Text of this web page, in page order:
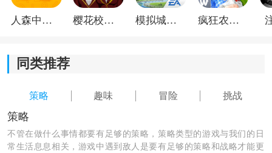
出来，根据自己的卡牌组合和对手的情况，才能够让你
人森中文版 樱花校园模拟器1.048.00中文版 模拟城市我是巿长联机版 疯狂农场3美国派19
同类推荐
策略 趣味 冒险 挑战
策略
不管在做什么事情都要有足够的策略，策略类型的游戏与我们的日
常生活息息相关，游戏中遇到敌人是要有足够的策略和战略才能更